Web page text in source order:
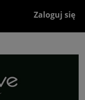
Zaloguj się